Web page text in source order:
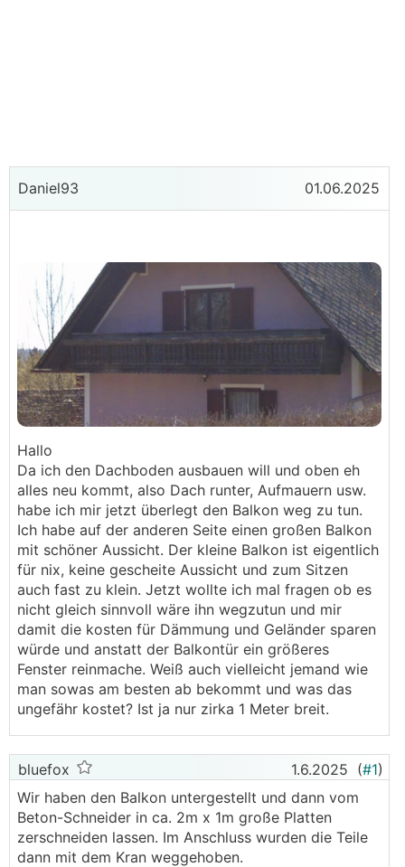
Daniel93 01.06.2025
Hallo
Da ich den Dachboden ausbauen will und oben eh
alles neu kommt, also Dach runter, Aufmauern usw.
habe ich mir jetzt überlegt den Balkon weg zu tun.
Ich habe auf der anderen Seite einen großen Balkon
mit schöner Aussicht. Der kleine Balkon ist eigentlich
für nix, keine gescheite Aussicht und zum Sitzen
auch fast zu klein. Jetzt wollte ich mal fragen ob es
nicht gleich sinnvoll wäre ihn wegzutun und mir
damit die kosten für Dämmung und Geländer sparen
würde und anstatt der Balkontür ein größeres
Fenster reinmache. Weiß auch vielleicht jemand wie
man sowas am besten ab bekommt und was das
ungefähr kostet? Ist ja nur zirka 1 Meter breit.
bluefox 1.6.2025 (#1)
Wir haben den Balkon untergestellt und dann vom
Beton-Schneider in ca. 2m x 1m große Platten
zerschneiden lassen. Im Anschluss wurden die Teile
dann mit dem Kran weggehoben.